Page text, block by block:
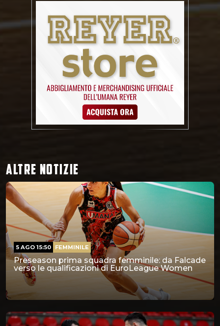
ALTRE NOTIZIE
Preseason prima squadra femminile: da Falcade
verso le qualificazioni di EuroLeague Women
5 AGO 15:50 FEMMINILE